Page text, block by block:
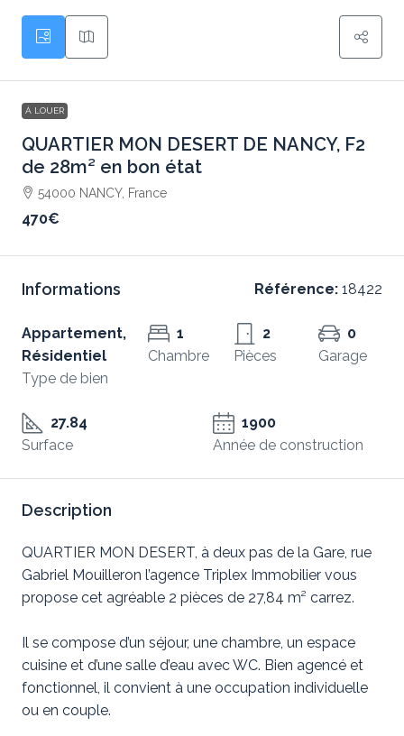
À LOUER
QUARTIER MON DESERT DE NANCY, F2
de 28m² en bon état
54000 NANCY, France
470€
Informations Référence: 18422
Appartement,
Résidentiel
Type de bien
1
Chambre
2
Pièces
0
Garage
27.84
Surface
1900
Année de construction
Description
QUARTIER MON DESERT, à deux pas de la Gare, rue
Gabriel Mouilleron l’agence Triplex Immobilier vous
propose cet agréable 2 pièces de 27,84 m² carrez.
Il se compose d’un séjour, une chambre, un espace
cuisine et d’une salle d’eau avec WC. Bien agencé et
fonctionnel, il convient à une occupation individuelle
ou en couple.